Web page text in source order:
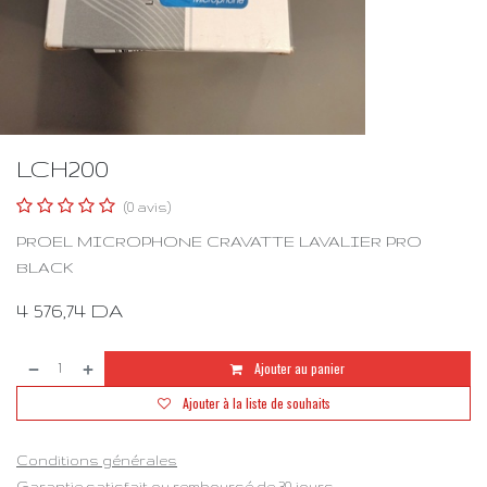
LCH200
(0 avis)
PROEL MICROPHONE CRAVATTE LAVALIER PRO
BLACK
4 576,74 DA
Ajouter au panier
Ajouter à la liste de souhaits
Conditions générales